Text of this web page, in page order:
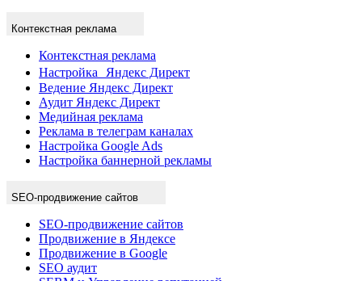
Контекстная реклама
Контекстная реклама
Настройка Яндекс Директ
Ведение Яндекс Директ
Аудит Яндекс Директ
Медийная реклама
Реклама в телеграм каналах
Настройка Google Ads
Настройка баннерной рекламы
SEO-продвижение сайтов
SEO-продвижение сайтов
Продвижение в Яндексе
Продвижение в Google
SEO аудит